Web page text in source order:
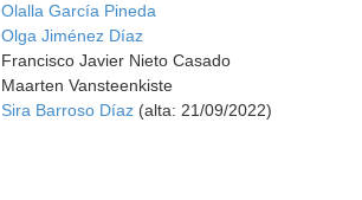
Olalla García Pineda
Olga Jiménez Díaz
Francisco Javier Nieto Casado
Maarten Vansteenkiste
Sira Barroso Díaz(alta: 21/09/2022)